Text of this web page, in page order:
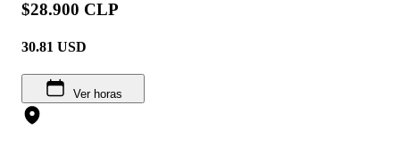
$28.900 CLP
30.81 USD
Ver horas